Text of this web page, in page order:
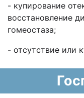
- купирование
восстановление
гомеостаза;
- отсутствие или